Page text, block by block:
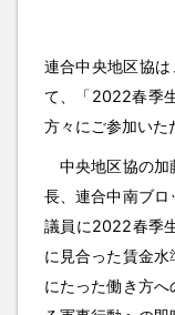
連合中央地区協
て、「2022春季
方々にご参加いた
中央地区協の加
長、連合中南ブ
議員に2022春季
に見合った賃金
にたった働き方